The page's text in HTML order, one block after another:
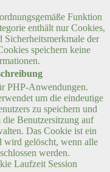
Funktion
enthält nur Cookies,
der
speichern keine
PHP-Anwendungen.
um die eindeutige
zu speichern und
Benutzersitzung auf
Das Cookie ist ein
wird gelöscht, wenn alle
werden.
Laufzeit Session